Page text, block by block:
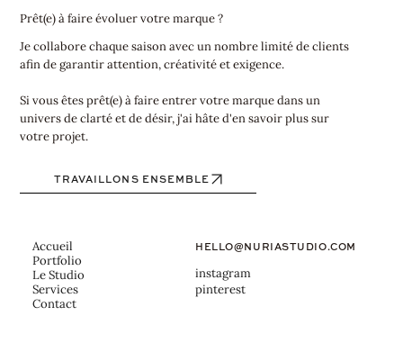
Prêt(e) à faire évoluer votre marque ?
Je collabore chaque saison avec un nombre limité de clients
afin de garantir attention, créativité et exigence.
Si vous êtes prêt(e) à faire entrer votre marque dans un
univers de clarté et de désir, j'ai hâte d'en savoir plus sur
votre projet.
TRAVAILLONS ENSEMBLE
Accueil
Portfolio
Le Studio
Services
Contact
HELLO@NURIASTUDIO.COM
instagram
pinterest